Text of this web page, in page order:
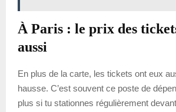
À Paris : le prix des
aussi
En plus de la carte, les tickets ont eux
hausse. C’est souvent ce poste de
plus si tu stationnes régulièrement